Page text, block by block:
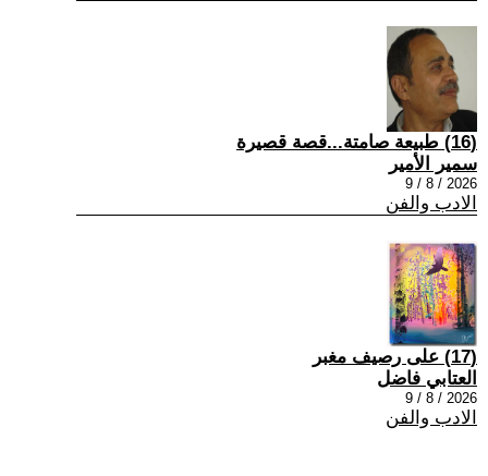
(16) طبيعة صامتة...قصة قصيرة
سمير الأمير
2026 / 8 / 9
الادب والفن
(17) على رصيف مغبر
العتابي فاضل
2026 / 8 / 9
الادب والفن